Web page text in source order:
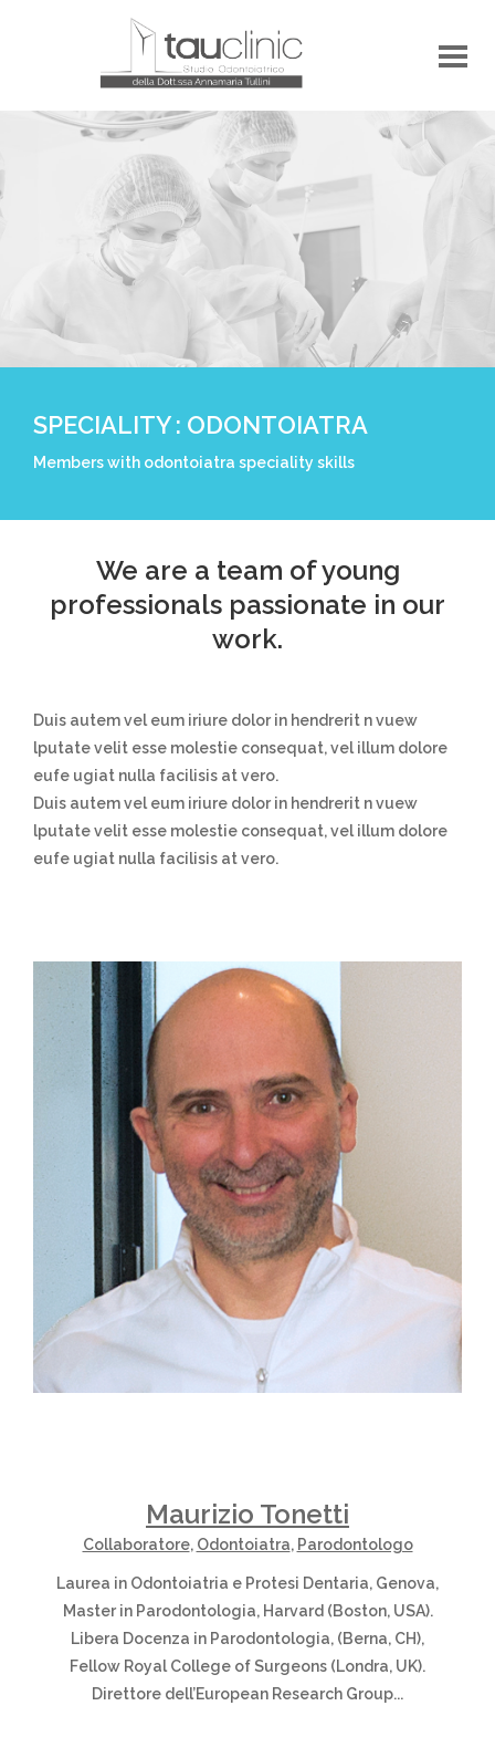
SPECIALITY : ODONTOIATRA
Members with odontoiatra speciality skills
We are a team of young
professionals passionate in our
work.
Duis autem vel eum iriure dolor in hendrerit n vuew
lputate velit esse molestie consequat, vel illum dolore
eufe ugiat nulla facilisis at vero.
Duis autem vel eum iriure dolor in hendrerit n vuew
lputate velit esse molestie consequat, vel illum dolore
eufe ugiat nulla facilisis at vero.
Maurizio Tonetti
Collaboratore, Odontoiatra, Parodontologo
Laurea in Odontoiatria e Protesi Dentaria, Genova,
Master in Parodontologia, Harvard (Boston, USA).
Libera Docenza in Parodontologia, (Berna, CH),
Fellow Royal College of Surgeons (Londra, UK).
Direttore dell’European Research Group...